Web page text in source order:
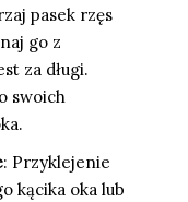
pasek rzęs
go z
za długi.
swoich
: Przyklejenie
kącika oka lub